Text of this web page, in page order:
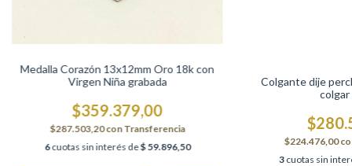
Medalla Corazón 13x12mm Oro 18k con
Virgen Niña grabada
$359.379,00
$287.503,20conTransferencia
6cuotas sin interés de$ 59.896,50
Colgante dije
colgar
$224.476,00
3 cuotas sin